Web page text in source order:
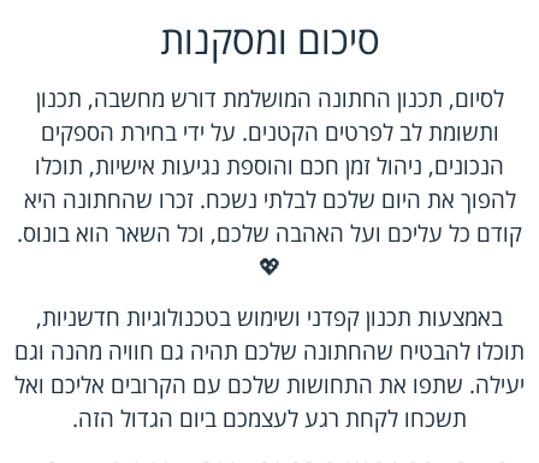
סיכום ומסקנות
לסיום, תכנון החתונה המושלמת דורש מחשבה, תכנון
ותשומת לב לפרטים הקטנים. על ידי בחירת הספקים
הנכונים, ניהול זמן חכם והוספת נגיעות אישיות, תוכלו
להפוך את היום שלכם לבלתי נשכח. זכרו שהחתונה היא
קודם כל עליכם ועל האהבה שלכם, וכל השאר הוא בונוס.
💖
באמצעות תכנון קפדני ושימוש בטכנולוגיות חדשניות,
תוכלו להבטיח שהחתונה שלכם תהיה גם חוויה מהנה וגם
יעילה. שתפו את התחושות שלכם עם הקרובים אליכם ואל
תשכחו לקחת רגע לעצמכם ביום הגדול הזה.